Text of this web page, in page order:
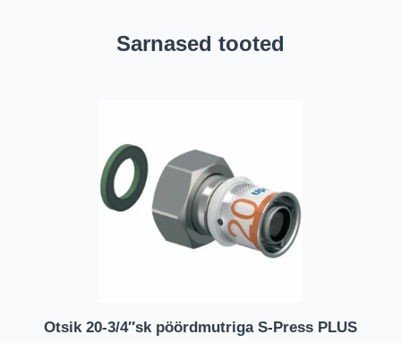
Sarnased tooted
Otsik 20-3/4″sk pöördmutriga S-Press PLUS